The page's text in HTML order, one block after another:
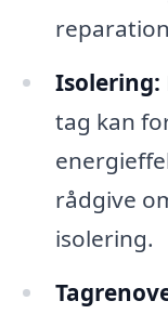
Isolering:
tag kan
rådgive
isolering.